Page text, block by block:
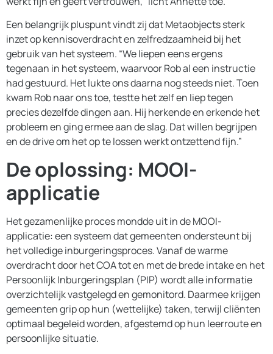
Een belangrijk pluspunt vindt zij dat Metaobjects sterk
inzet op kennisoverdracht en zelfredzaamheid bij het
gebruik van het systeem. “We liepen eens ergens
tegenaan in het systeem, waarvoor Rob al een instructie
had gestuurd. Het lukte ons daarna nog steeds niet. Toen
kwam Rob naar ons toe, testte het zelf en liep tegen
precies dezelfde dingen aan. Hij herkende en erkende het
probleem en ging ermee aan de slag. Dat willen begrijpen
en de drive om het op te lossen werkt ontzettend fijn.”
De oplossing: MOOI-
applicatie
Het gezamenlijke proces mondde uit in de MOOI-
applicatie: een systeem dat gemeenten ondersteunt bij
het volledige inburgeringsproces. Vanaf de warme
overdracht door het COA tot en met de brede intake en het
Persoonlijk Inburgeringsplan (PIP) wordt alle informatie
overzichtelijk vastgelegd en gemonitord. Daarmee krijgen
gemeenten grip op hun (wettelijke) taken, terwijl cliënten
optimaal begeleid worden, afgestemd op hun leerroute en
persoonlijke situatie.